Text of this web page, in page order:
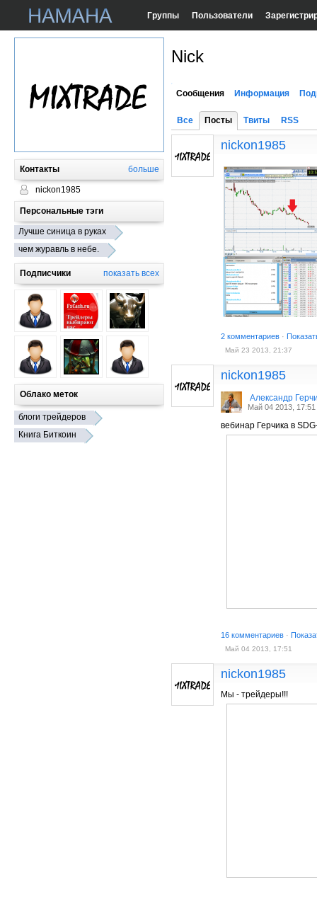
Группы Пользователи
Контакты больше
nickon1985
Персональные тэги
Лучше синица в руках
чем журавль в небе.
Подписчики показать всех
Облако меток
блоги трейдеров
Книга Биткоин
Nick
Сообщения Информация
Все Посты Твиты RSS
nickon1985
2 комментариев ·
Май 23 2013, 21:37
nickon1985
Александр
Май 04 2013, 17:51
вебинар Герчика в
16 комментариев ·
Май 04 2013, 17:51
nickon1985
Мы - трейдеры!!!